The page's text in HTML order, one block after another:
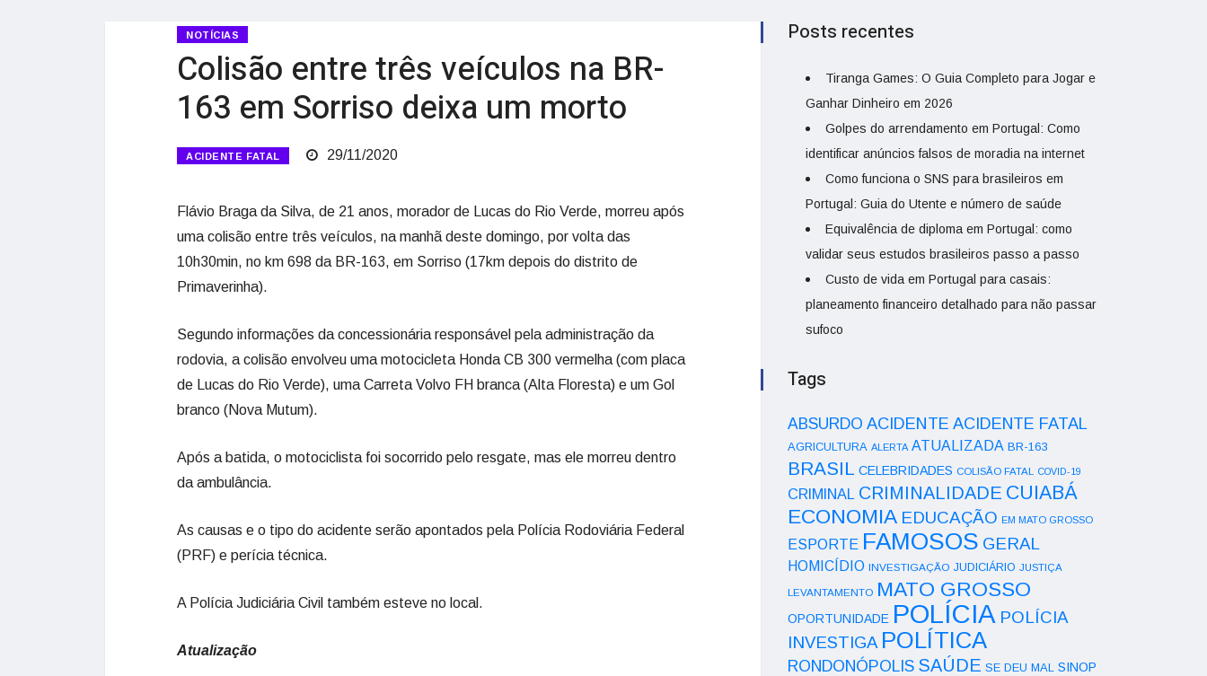
NOTÍCIAS
Colisão entre três veículos na BR-
163 em Sorriso deixa um morto
ACIDENTE FATAL 29/11/2020
Flávio Braga da Silva, de 21 anos, morador de Lucas do Rio Verde, morreu após
uma colisão entre três veículos, na manhã deste domingo, por volta das
10h30min, no km 698 da BR-163, em Sorriso (17km depois do distrito de
Primaverinha).
Segundo informações da concessionária responsável pela administração da
rodovia, a colisão envolveu uma motocicleta Honda CB 300 vermelha (com placa
de Lucas do Rio Verde), uma Carreta Volvo FH branca (Alta Floresta) e um Gol
branco (Nova Mutum).
Após a batida, o motociclista foi socorrido pelo resgate, mas ele morreu dentro
da ambulância.
As causas e o tipo do acidente serão apontados pela Polícia Rodoviária Federal
(PRF) e perícia técnica.
A Polícia Judiciária Civil também esteve no local.
Atualização
Posts recentes
Tiranga Games: O Guia Completo para Jogar e
Ganhar Dinheiro em 2026
Golpes do arrendamento em Portugal: Como
identificar anúncios falsos de moradia na internet
Como funciona o SNS para brasileiros em
Portugal: Guia do Utente e número de saúde
Equivalência de diploma em Portugal: como
validar seus estudos brasileiros passo a passo
Custo de vida em Portugal para casais:
planeamento financeiro detalhado para não passar
sufoco
Tags
ABSURDO ACIDENTE ACIDENTE FATAL
AGRICULTURA ALERTA ATUALIZADA BR-163
BRASIL CELEBRIDADES COLISÃO FATAL COVID-19
CRIMINAL CRIMINALIDADE CUIABÁ
ECONOMIA EDUCAÇÃO EM MATO GROSSO
ESPORTE FAMOSOS GERAL
HOMICÍDIO INVESTIGAÇÃO JUDICIÁRIO JUSTIÇA
LEVANTAMENTO MATO GROSSO
OPORTUNIDADE POLÍCIA POLÍCIA
INVESTIGA POLÍTICA
RONDONÓPOLIS SAÚDE SE DEU MAL SINOP